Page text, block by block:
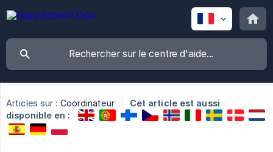
Articles sur : Coordinateur
Cet article est aussi
disponible en :